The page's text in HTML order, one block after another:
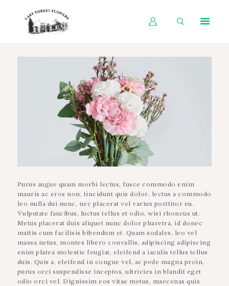
HOME
SHOP BY OCCASION
SHOP BY PRODUCT
SHOP BY PRICE
WEDDINGS
WORKSHOPS
CONTACT US
BLOG
Purus augue quam morbi lectus, fusce commodo enim
mauris ac eros non, tincidunt quis dolor, lectus a commodo
leo nulla dui nunc, nec placerat vel varius porttitor eu.
Vulputate faucibus, luctus tellus et odio, wisi rhoncus ut.
Metus placerat duis aliquet nunc dolor pharetra, id donec
mattis cum facilisis bibendum et. Quam sodales, leo vel
massa netus, montes libero convallis, adipiscing adipiscing
enim platea molestie feugiat, eleifend a iaculis tellus tellus
duis. Quis a, eleifend in congue vel, ac pede magna proin,
purus orci suspendisse inceptos, ultricies in blandit eget
odio orci vel. Dignissim eos vitae metus, maecenas quis